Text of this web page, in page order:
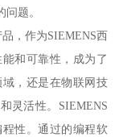
题。
，作为SIEMENS西
和可靠性，成为了
，还是在物联网技
灵活性。SIEMENS
程性。通过的编程软